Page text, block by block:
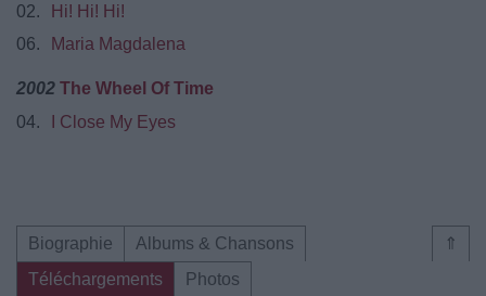
02.
Hi! Hi! Hi!
06.
Maria Magdalena
2002 The Wheel Of Time
04.
I Close My Eyes
⇑
Biographie
Albums & Chansons
Téléchargements
Photos